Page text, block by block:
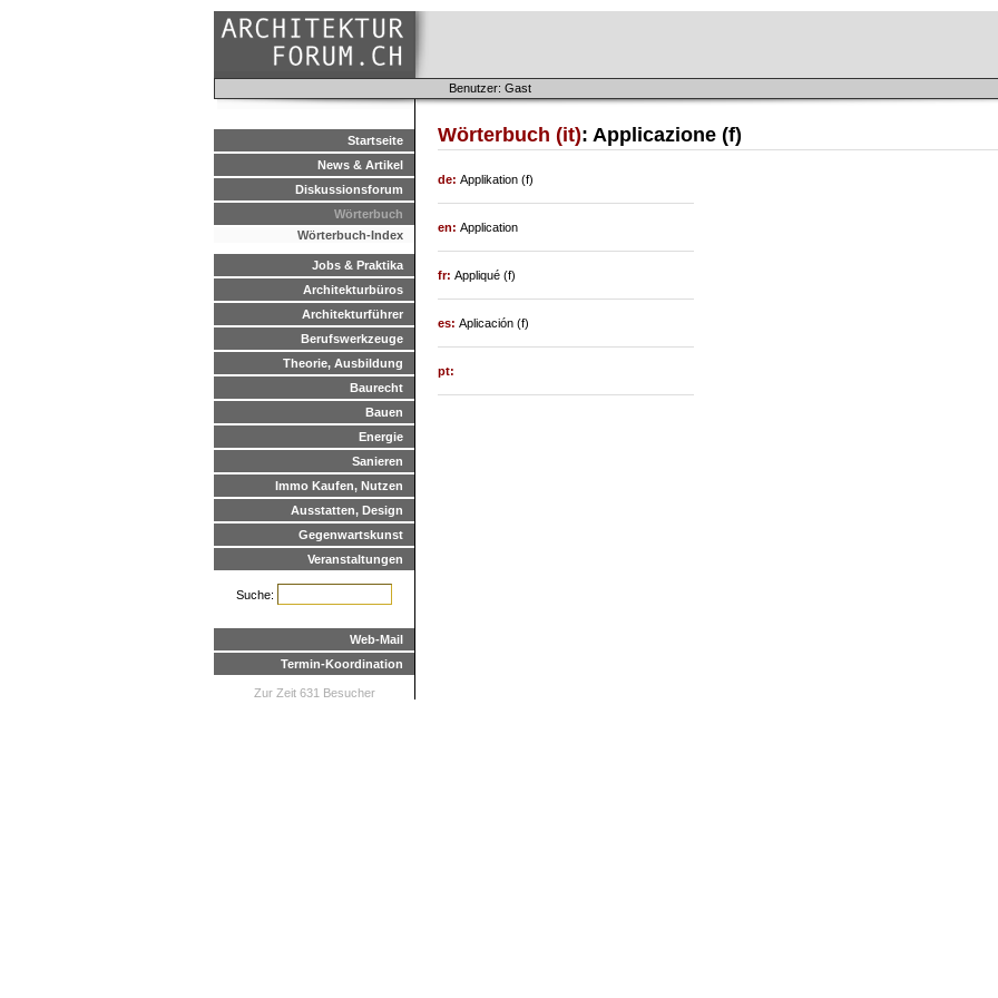
Benutzer: Gast
Startseite
News & Artikel
Diskussionsforum
Wörterbuch
Wörterbuch-Index
Jobs & Praktika
Architekturbüros
Architekturführer
Berufswerkzeuge
Theorie, Ausbildung
Baurecht
Bauen
Energie
Sanieren
Immo Kaufen, Nutzen
Ausstatten, Design
Gegenwartskunst
Veranstaltungen
Suche:
Web-Mail
Termin-Koordination
Zur Zeit 631 Besucher
Wörterbuch (it): Applicazione (f)
de: Applikation (f)
en: Application
fr: Appliqué (f)
es: Aplicación (f)
pt: